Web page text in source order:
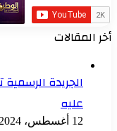
أخر المقالات
الجريدة
عليه
12 أغسطس، 2024